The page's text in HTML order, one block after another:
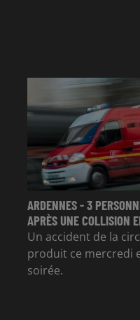
ARDENNES - 3
APRÈS UNE COLLISION
Un accident de la
produit ce mercredi
soirée.